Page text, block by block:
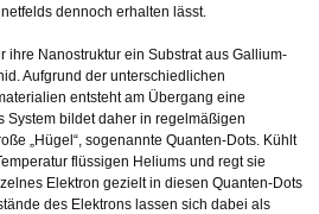
dennoch erhalten lässt.
ihre Nanostruktur ein Substrat aus Gallium-
Aufgrund der unterschiedlichen
entsteht am Übergang eine
System bildet daher in regelmäßigen
„Hügel“, sogenannte Quanten-Dots. Kühlt
flüssigen Heliums und regt sie
Elektron gezielt in diesen Quanten-Dots
des Elektrons lassen sich dabei als